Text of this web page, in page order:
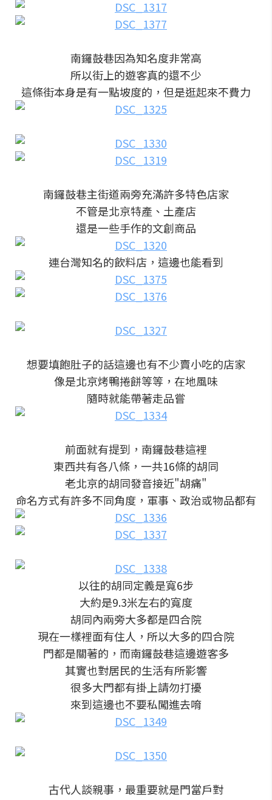
南鑼鼓巷因為知名度非常高
所以街上的遊客真的還不少
這條街本身是有一點坡度的，但是逛起來不費力
南鑼鼓巷主街道兩旁充滿許多特色店家
不管是北京特產、土產店
還是一些手作的文創商品
連台灣知名的飲料店，這邊也能看到
想要填飽肚子的話這邊也有不少賣小吃的店家
像是北京烤鴨捲餅等等，在地風味
隨時就能帶著走品嘗
前面就有提到，南鑼鼓巷這裡
東西共有各八條，一共16條的胡同
老北京的胡同發音接近"胡痛"
命名方式有許多不同角度，軍事、政治或物品都有
以往的胡同定義是寬6步
大約是9.3米左右的寬度
胡同內兩旁大多都是四合院
現在一樣裡面有住人，所以大多的四合院
門都是關著的，而南鑼鼓巷這邊遊客多
其實也對居民的生活有所影響
很多大門都有掛上請勿打擾
來到這邊也不要私闖進去唷
古代人談親事，最重要就是門當戶對